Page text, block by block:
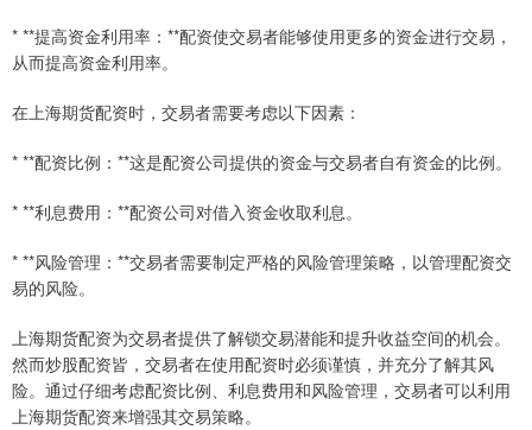
* **提高资金利用率：**配资使交易者能够使用更多的资金进行交易，
从而提高资金利用率。
在上海期货配资时，交易者需要考虑以下因素：
* **配资比例：**这是配资公司提供的资金与交易者自有资金的比例。
* **利息费用：**配资公司对借入资金收取利息。
* **风险管理：**交易者需要制定严格的风险管理策略，以管理配资交
易的风险。
上海期货配资为交易者提供了解锁交易潜能和提升收益空间的机会。
然而炒股配资皆，交易者在使用配资时必须谨慎，并充分了解其风
险。通过仔细考虑配资比例、利息费用和风险管理，交易者可以利用
上海期货配资来增强其交易策略。